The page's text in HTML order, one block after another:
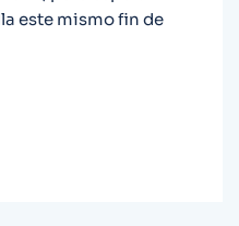
este mismo fin de